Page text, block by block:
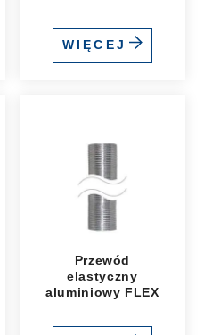
WIĘCEJ
Przewód
elastyczny
aluminiowy FLEX